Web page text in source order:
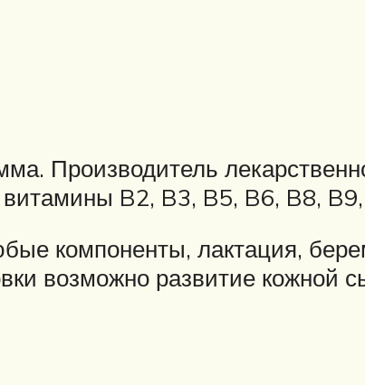
Производитель
B2, B3, B5, B6, B8,
компоненты, лактация,
возможно развитие кожной